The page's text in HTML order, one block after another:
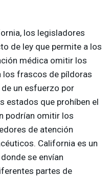
los legisladores
de ley que permite a los
médica omitir los
los frascos de píldoras
un esfuerzo por
estados que prohíben el
podrían omitir los
de atención
California es un
se envían
partes de